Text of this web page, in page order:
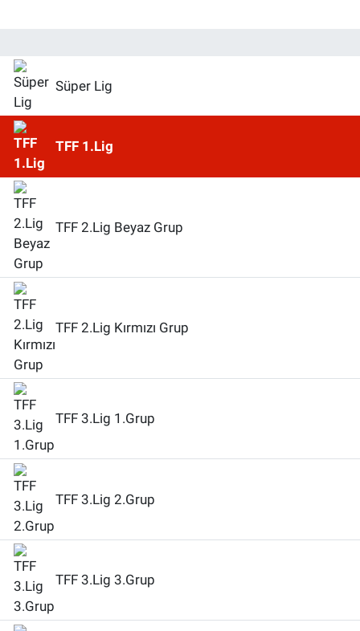
Süper Lig
TFF 1.Lig
TFF 2.Lig Beyaz Grup
TFF 2.Lig Kırmızı Grup
TFF 3.Lig 1.Grup
TFF 3.Lig 2.Grup
TFF 3.Lig 3.Grup